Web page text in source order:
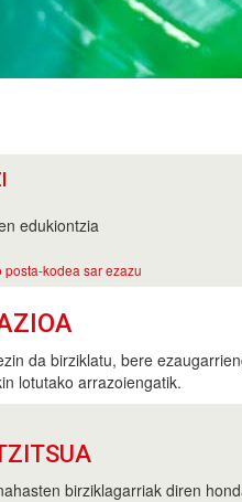
edukiontzia
kodea sar ezazu
da birziklatu, bere
lotutako arrazoiengatik.
birziklagarriak diren